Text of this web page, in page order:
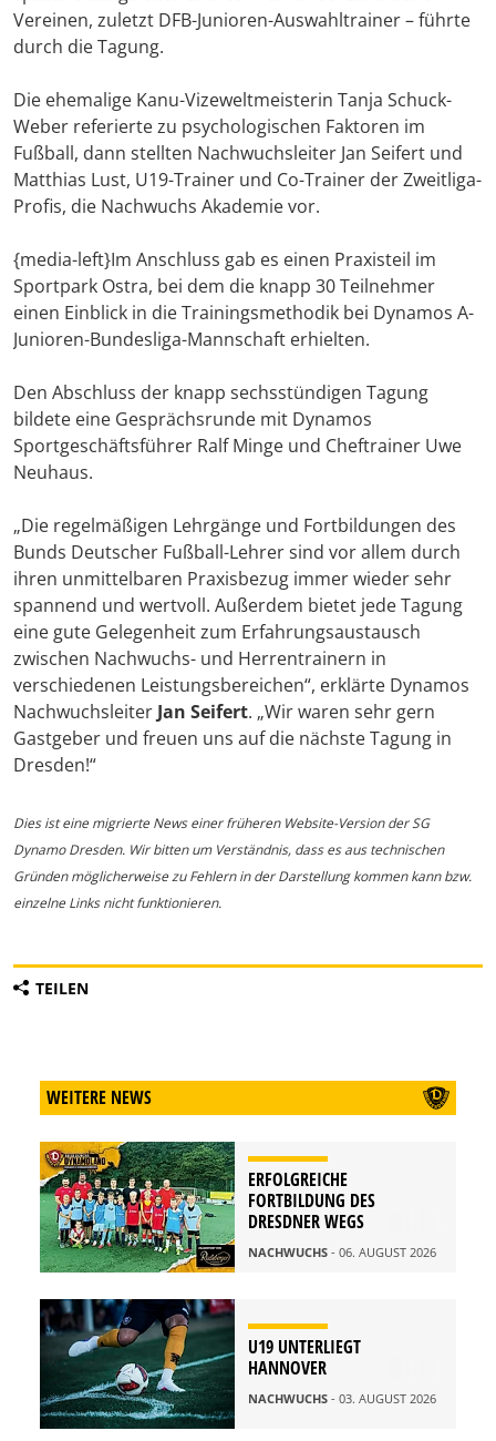
Vereinen, zuletzt DFB-Junioren-Auswahltrainer – führte
durch die Tagung.
Die ehemalige Kanu-Vizeweltmeisterin Tanja Schuck-
Weber referierte zu psychologischen Faktoren im
Fußball, dann stellten Nachwuchsleiter Jan Seifert und
Matthias Lust, U19-Trainer und Co-Trainer der Zweitliga-
Profis, die Nachwuchs Akademie vor.
{media-left}Im Anschluss gab es einen Praxisteil im
Sportpark Ostra, bei dem die knapp 30 Teilnehmer
einen Einblick in die Trainingsmethodik bei Dynamos A-
Junioren-Bundesliga-Mannschaft erhielten.
Den Abschluss der knapp sechsstündigen Tagung
bildete eine Gesprächsrunde mit Dynamos
Sportgeschäftsführer Ralf Minge und Cheftrainer Uwe
Neuhaus.
„Die regelmäßigen Lehrgänge und Fortbildungen des
Bunds Deutscher Fußball-Lehrer sind vor allem durch
ihren unmittelbaren Praxisbezug immer wieder sehr
spannend und wertvoll. Außerdem bietet jede Tagung
eine gute Gelegenheit zum Erfahrungsaustausch
zwischen Nachwuchs- und Herrentrainern in
verschiedenen Leistungsbereichen“, erklärte Dynamos
Nachwuchsleiter Jan Seifert. „Wir waren sehr gern
Gastgeber und freuen uns auf die nächste Tagung in
Dresden!“
Dies ist eine migrierte News einer früheren Website-Version der SG
Dynamo Dresden. Wir bitten um Verständnis, dass es aus technischen
Gründen möglicherweise zu Fehlern in der Darstellung kommen kann bzw.
einzelne Links nicht funktionieren.
TEILEN
WEITERE NEWS
ERFOLGREICHE
FORTBILDUNG DES
DRESDNER WEGS
NACHWUCHS - 06. AUGUST 2026
U19 UNTERLIEGT
HANNOVER
NACHWUCHS - 03. AUGUST 2026